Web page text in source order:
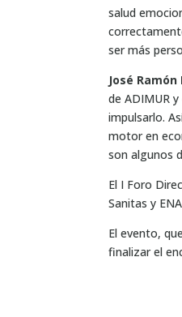
salud
ser más
José
de ADIMUR
impulsarlo.
motor en
son algunos
El I Foro
Sanitas y
El evento,
finalizar el